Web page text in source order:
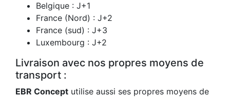
Belgique : J+1
France (Nord) : J+2
France (sud) : J+3
Luxembourg : J+2
Livraison avec nos propres moyens de
transport :
EBR Concept utilise aussi ses propres moyens de